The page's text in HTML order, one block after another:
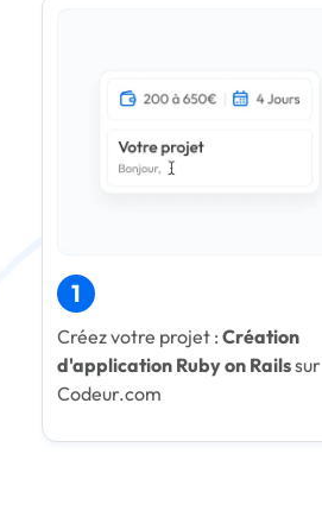
1
Créez votre projet : Création
d'application Ruby on Railssur
Codeur.com